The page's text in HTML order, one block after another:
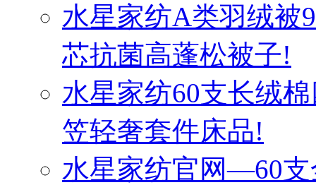
水星家纺A类羽绒被
芯抗菌高蓬松被子!
水星家纺60支长绒
笠轻奢套件床品!
水星家纺官网—60